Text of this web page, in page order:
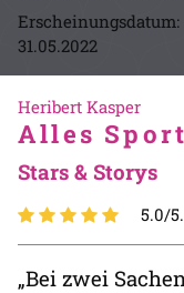
Erscheinungsdatum:
31.05.2022
Heribert Kasper
Alles
Stars & Storys
5.0/
„Bei zwei